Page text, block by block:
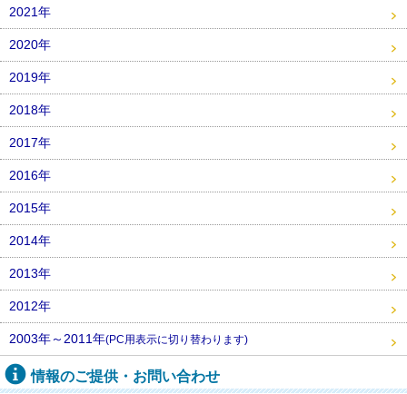
2021年
2020年
2019年
2018年
2017年
2016年
2015年
2014年
2013年
2012年
2003年～2011年(PC用表示に切り替わります)
情報のご提供・お問い合わせ